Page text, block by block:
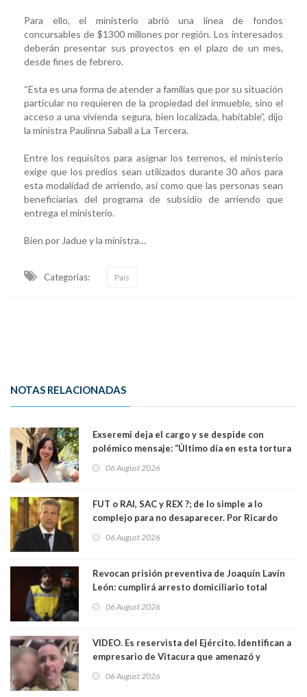
Para ello, el ministerio abrió una línea de fondos
concursables de $1300 millones por región. Los interesados
deberán presentar sus proyectos en el plazo de un mes,
desde fines de febrero.
“Esta es una forma de atender a familias que por su situación
particular no requieren de la propiedad del inmueble, sino el
acceso a una vivienda segura, bien localizada, habitable”, dijo
la ministra Paulinna Saball a La Tercera.
Entre los requisitos para asignar los terrenos, el ministerio
exige que los predios sean utilizados durante 30 años para
esta modalidad de arriendo, así como que las personas sean
beneficiarias del programa de subsidio de arriendo que
entrega el ministerio.
Bien por Jadue y la ministra…
Categorias: País
NOTAS RELACIONADAS
Exseremi deja el cargo y se despide con
polémico mensaje: “Último día en esta tortura
06 August 2026
FUT o RAI, SAC y REX ?; de lo simple a lo
complejo para no desaparecer. Por Ricardo
06 August 2026
Revocan prisión preventiva de Joaquín Lavín
León: cumplirá arresto domiciliario total
06 August 2026
VIDEO. Es reservista del Ejército. Identifican a
empresario de Vitacura que amenazó y
al "ring raja". Se trata de Andrés Arrieta y la
06 August 2026